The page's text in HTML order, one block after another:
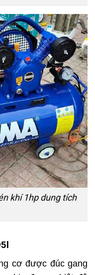
khí 1hp dung tích
cơ được đúc gang